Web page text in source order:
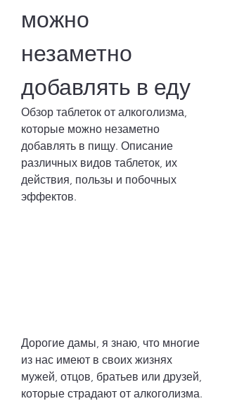
можно
незаметно
добавлять в еду
Обзор таблеток от алкоголизма,
которые можно незаметно
добавлять в пищу. Описание
различных видов таблеток, их
действия, пользы и побочных
эффектов.
Дорогие дамы, я знаю, что многие
из нас имеют в своих жизнях
мужей, отцов, братьев или друзей,
которые страдают от алкоголизма.